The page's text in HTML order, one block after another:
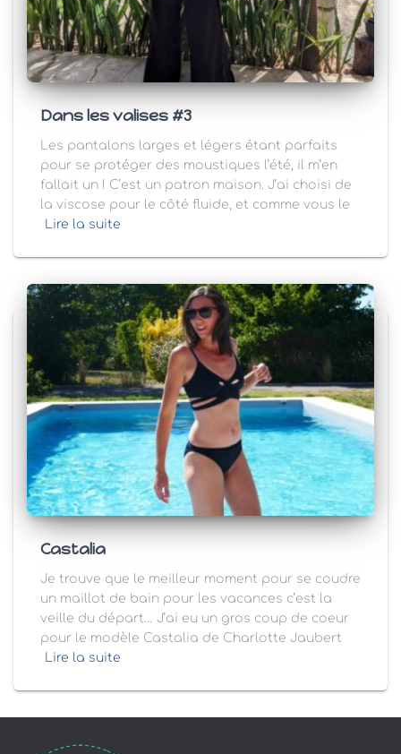
Dans les valises #3
Les pantalons larges et légers étant parfaits
pour se protéger des moustiques l’été, il m’en
fallait un ! C’est un patron maison. J’ai choisi de
la viscose pour le côté fluide, et comme vous le
Lire la suite
Castalia
Je trouve que le meilleur moment pour se coudre
un maillot de bain pour les vacances c’est la
veille du départ… J’ai eu un gros coup de coeur
pour le modèle Castalia de Charlotte Jaubert
Lire la suite